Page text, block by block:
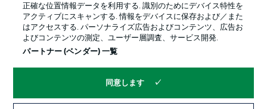
© 2026 Bundesliga-Gruppe GmbH
言語をお選びください
正確な位置情報データを利用する. 識別のためにデバイス特性を
アクティブにスキャンする. 情報をデバイスに保存および／また
はアクセスする. パーソナライズ広告およびコンテンツ、広告お
よびコンテンツの測定、ユーザー層調査、サービス開発.
パートナー (ベンダー) 一覧
同意します